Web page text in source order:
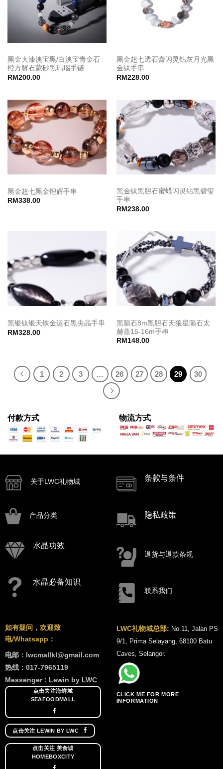
黑金大漆澳宝黑/白澳宝青金石
橙方解石蒙砂黑玛瑙手链
RM200.00
黑金超七透石膏闪灵钻灰月光黑
金钛手串
RM228.00
黑金超七黑金锂辉手串
RM 338.00
黑金钛黑胆石蜜蜡闪灵钻黑碧玺
手串
RM238.00
黑银钛银天铁金运石黑尖晶手串
RM328.00
黑陨石8m黑胆石天狼星陨石太
赫兹15-16m手串
RM 148.00
1 2 3 … 26 27 28 29 30
付款方式 物流方式
关于LWC礼物城
产品分类
水晶功效
水晶必备知识
条款与条件
隐私政策
退货与退款条规
联系我们
如有疑问，欢迎致
电/Whatsapp：
电邮：lwcmallkl@gmail.com
热线：017-7965119
Messenger : Lewin by LWC
点击关注海鲜城
SEAFOODMALL
点击关注 LEWIN BY LWC
点击关注 美食城
HOMEBOXCITY
LWC礼物城总部: No.11, Jalan PS
9/1, Prima Selayang, 68100 Batu
Caves, Selangor.
CLICK ME FOR MORE
INFORMATION